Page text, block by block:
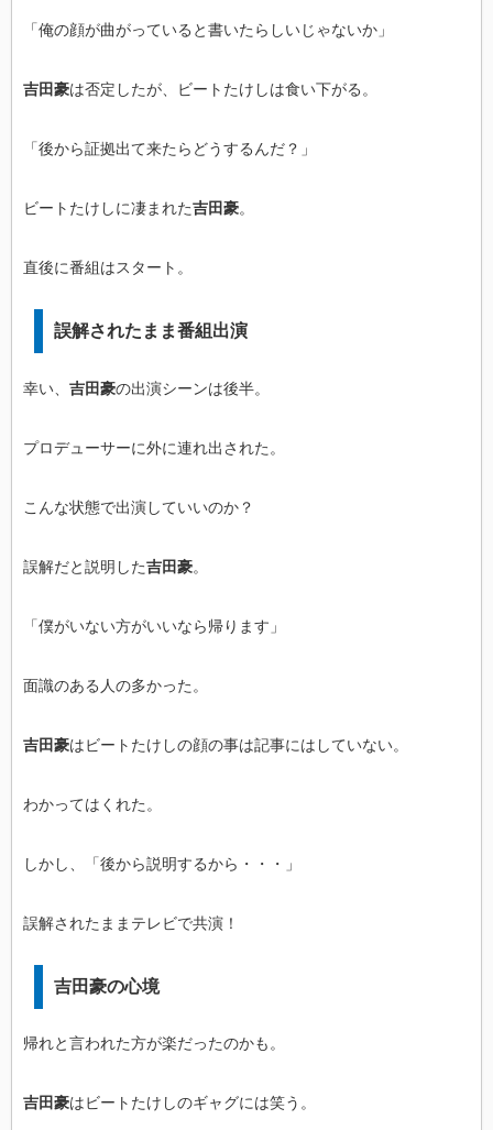
「俺の顔が曲がっていると書いたらしいじゃないか」
吉田豪は否定したが、ビートたけしは食い下がる。
「後から証拠出て来たらどうするんだ？」
ビートたけしに凄まれた吉田豪。
直後に番組はスタート。
誤解されたまま番組出演
幸い、 吉田豪の出演シーンは後半。
プロデューサーに外に連れ出された。
こんな状態で出演していいのか？
誤解だと説明した吉田豪。
「僕がいない方がいいなら帰ります」
面識のある人の多かった。
吉田豪はビートたけしの顔の事は記事にはしていない。
わかってはくれた。
しかし、「後から説明するから・・・」
誤解されたままテレビで共演！
吉田豪の心境
帰れと言われた方が楽だったのかも。
吉田豪はビートたけしのギャグには笑う。